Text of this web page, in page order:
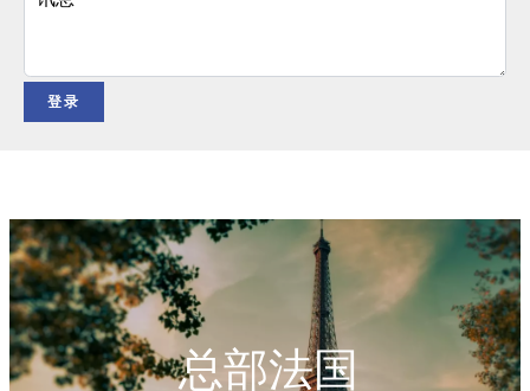
登录
总部法国